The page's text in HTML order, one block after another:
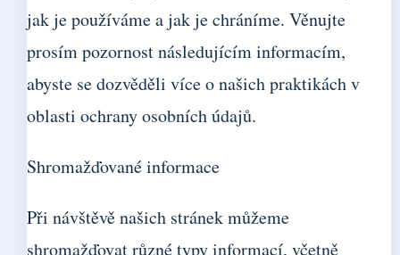
jak je používáme a jak je chráníme. Věnujte
prosím pozornost následujícím informacím,
abyste se dozvěděli více o našich praktikách v
oblasti ochrany osobních údajů.
Shromažďované informace
Při návštěvě našich stránek můžeme
shromažďovat různé typy informací, včetně